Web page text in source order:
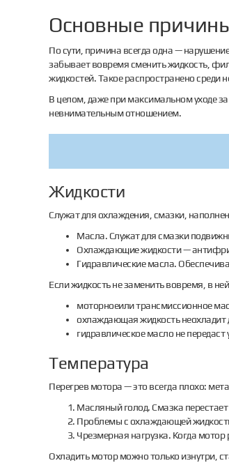
Основные
По сути, причина всегда одна —
забывает вовремя сменить жидкость,
жидкостей. Такое распространено среди
В целом, даже при максимальном уходе
невнимательным отношением.
Жидкости
Служат для охлаждения, смазки,
Масла. Служат для смазки
Охлаждающие жидкости —
Гидравлические масла.
Если жидкость не заменить вовремя, в
моторноеили трансмиссионное
охлаждающая жидкость неохладит
гидравлическое масло не
Температура
Перегрев мотора — это всегда плохо:
Масляный голод. Смазка
Проблемы с охлаждающей
Чрезмерная нагрузка. Когда
Охладить мотор можно только изнутри,